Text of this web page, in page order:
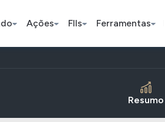
Ações FIIs Ferramentas
Resumo